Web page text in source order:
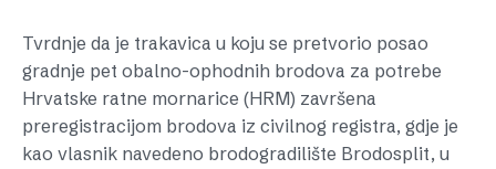
Tvrdnje da je trakavica u koju se pretvorio posao
gradnje pet obalno-ophodnih brodova za potrebe
Hrvatske ratne mornarice (HRM) završena
preregistracijom brodova iz civilnog registra, gdje je
kao vlasnik navedeno brodogradilište Brodosplit, u